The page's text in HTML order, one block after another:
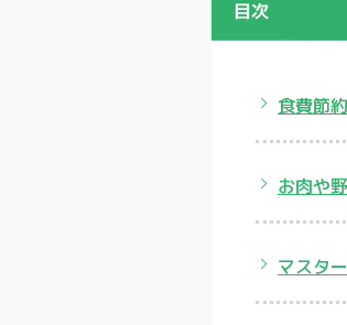
目次
食費節
お肉や
マスタ